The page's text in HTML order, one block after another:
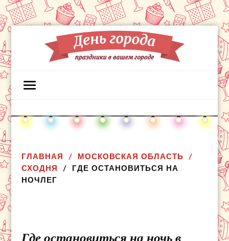
ГЛАВНАЯ
МОСКОВСКАЯ ОБЛАСТЬ
СХОДНЯ
ГДЕ ОСТАНОВИТЬСЯ НА
НОЧЛЕГ
Где остановиться на ночь в